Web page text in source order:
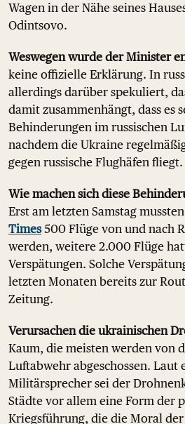
Wagen in der Nähe seines
Odintsovo.
Weswegen wurde der Minister
keine offizielle Erklärung. In
allerdings darüber spekuliert,
damit zusammenhängt, dass es
Behinderungen im russischen
nachdem die Ukraine
gegen russische Flughäfen fliegt.
Wie machen sich diese
Erst am letzten Samstag
Times500 Flüge von und nach
werden, weitere 2.000 Flüge
Verspätungen. Solche
letzten Monaten bereits zur
Zeitung.
Verursachen die ukrainischen
Kaum, die meisten werden von
Luftabwehr abgeschossen. Laut
Militärsprecher sei der
Städte vor allem eine Form der
Kriegsführung, die die Moral